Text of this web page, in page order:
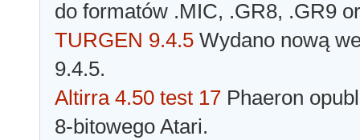
do formatów .MIC, .GR8, .GR9
TURGEN 9.4.5 Wydano nową
9.4.5.
Altirra 4.50 test 17 Phaeron
8-bitowego Atari.